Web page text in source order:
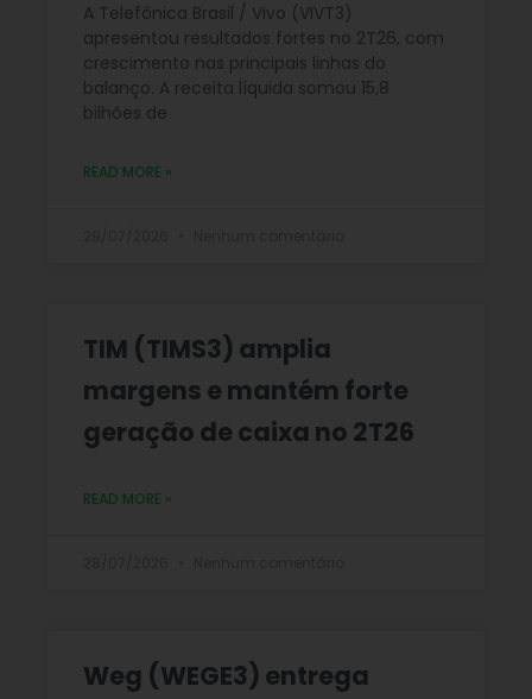
A Telefônica Brasil / Vivo (VIVT3)
apresentou resultados fortes no 2T26, com
crescimento nas principais linhas do
balanço. A receita líquida somou 15,8
bilhões de
READ MORE »
TIM (TIMS3) amplia
margens e mantém forte
geração de caixa no 2T26
READ MORE »
Weg (WEGE3) entrega